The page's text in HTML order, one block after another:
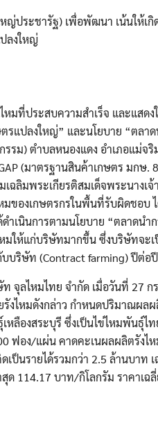
Search
for:
ญ่ประชารัฐ) เพื่อพัฒนา เน้นให้เ
ลงใหญ่
ที่ประสบความสำเร็จ และแสดง
รแปลงใหญ่” และนโยบาย “ตล
รม) ตำบลหนองแดง อำเภอแม่
(มาตรฐานสินค้าเกษตร มกษ.
ฉลิมพระเกียรติสมเด็จพระนางเ
ของเกษตรกรในพื้นที่รับผิดชอบ
ำเนินการตามนโยบาย “ตลาดน
มให้แก่บริษัทมากขึ้น ซึ่งบริษัทจะ
บริษัท (Contract farming) ปีต่อปี
จุลไหมไทย จำกัด เมื่อวันที่ 27
ไหมดังกล่าว กำหนดปริมาณผล
หลืองสระบุรี ซึ่งเป็นไข่ไหมพันธุ์
ฟอง/แผ่น คาดคะเนผลผลิตรังไ
ป็นรายได้รวมกว่า 2.5 ล้านบาท
ด 114.17 บาท/กิโลกรัม ราคาเ